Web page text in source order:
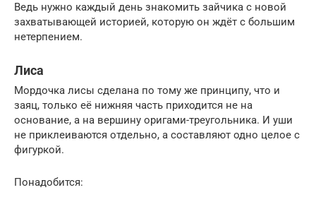
Ведь нужно каждый день знакомить зайчика с новой
захватывающей историей, которую он ждёт с большим
нетерпением.
Лиса
Мордочка лисы сделана по тому же принципу, что и
заяц, только её нижняя часть приходится не на
основание, а на вершину оригами-треугольника. И уши
не приклеиваются отдельно, а составляют одно целое с
фигуркой.
Понадобится: